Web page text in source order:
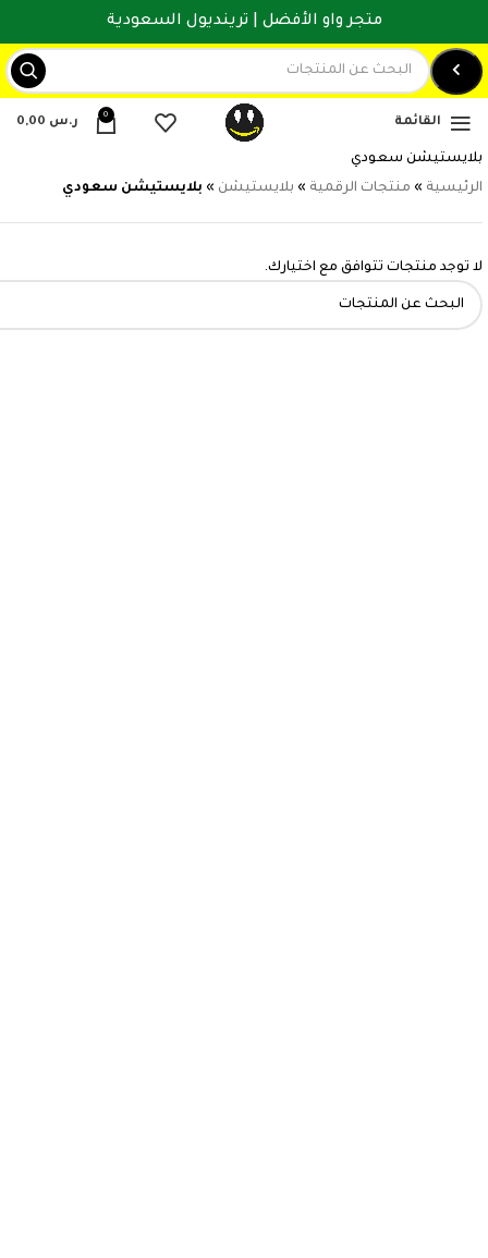
القائمة
0
ر.س
بلايستيشن سعودي
الرئيسية » منتجات الرقمية » بلايستيشن » بلايستيشن سعودي
لا توجد منتجات تتوافق مع اختيارك.
متجر واو الأفضل | ترينديول السعودية